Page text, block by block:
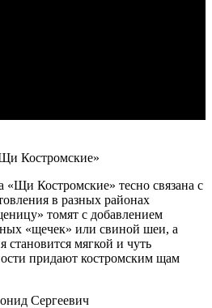
Костромские»
«Щи Костромские» тесно связана с
в разных районах
томят с добавлением
«щечек» или свиной шеи, а
становится мягкой и чуть
придают костромским щам
Сергеевич